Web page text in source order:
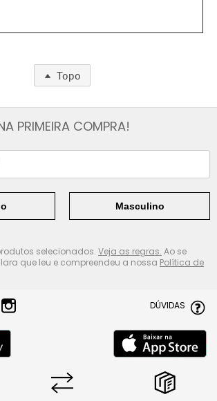
Topo
PRIMEIRA COMPRA!
Masculino
selecionados. Veja as regras. Ao se
que leu e compreendeu a nossa Política de
DÚVIDAS